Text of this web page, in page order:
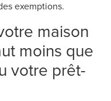
exemptions.
maison
moins que
votre prêt-